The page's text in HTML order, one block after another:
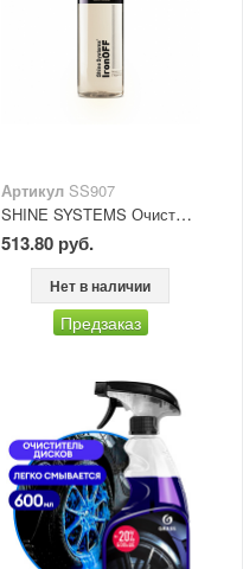
Артикул SS907
SHINE SYSTEMS Очиститель дисков бескислотный с индикатором IronOFF 750 мл
513.80 руб.
Нет в наличии
Предзаказ